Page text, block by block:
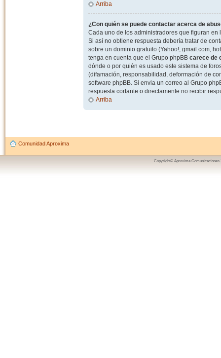
Arriba
¿Con quién se puede contactar acerca de
Cada uno de los administradores que figuran
Si así no obtiene respuesta debería tratar de
sobre un dominio gratuito (Yahoo!, gmail.com,
tenga en cuenta que el Grupo phpBB carece de
dónde o por quién es usado este sistema de
(difamación, responsabilidad, deformación de
software phpBB. Si envia un correo al Grupo
respuesta cortante o directamente no recibir
Arriba
Comunidad Aproxima
Copyright© Aproxima Comunicaciones